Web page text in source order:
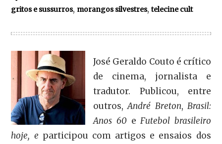
gritos e sussurros, morangos silvestres,telecine cult
José Geraldo Couto é crítico
de cinema, jornalista e
tradutor. Publicou, entre
outros,André Breton, Brasil:
Anos 60eFutebol brasileiro
hoje, e participou com artigos e ensaios dos